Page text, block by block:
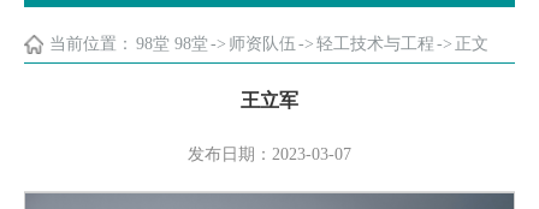
当前位置： 98堂 98堂 -> 师资队伍 -> 轻工技术与工程 -> 正文
王立军
发布日期：2023-03-07